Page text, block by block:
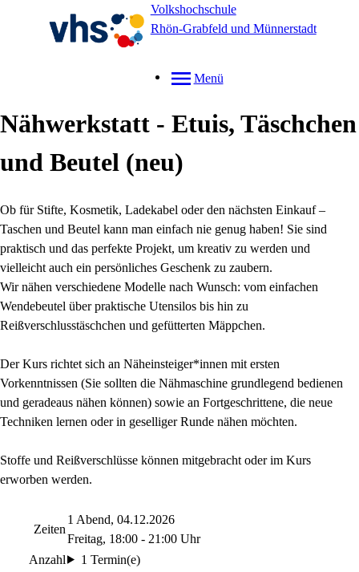
Volkshochschule
Rhön-Grabfeld und Münnerstadt
Menü
Nähwerkstatt - Etuis, Täschchen
und Beutel neu
Ob für Stifte, Kosmetik, Ladekabel oder den nächsten Einkauf –
Taschen und Beutel kann man einfach nie genug haben! Sie sind
praktisch und das perfekte Projekt, um kreativ zu werden und
vielleicht auch ein persönliches Geschenk zu zaubern.
Wir nähen verschiedene Modelle nach Wunsch: vom einfachen
Wendebeutel über praktische Utensilos bis hin zu
Reißverschlusstäschchen und gefütterten Mäppchen.
Der Kurs richtet sich an Näheinsteiger*innen mit ersten
Vorkenntnissen (Sie sollten die Nähmaschine grundlegend bedienen
und geradeaus nähen können) sowie an Fortgeschrittene, die neue
Techniken lernen oder in geselliger Runde nähen möchten.
Stoffe und Reißverschlüsse können mitgebracht oder im Kurs
erworben werden.
Zeiten
1 Abend, 04.12.2026
Freitag, 18:00 - 21:00 Uhr
Anzahl
1 Termin(e)